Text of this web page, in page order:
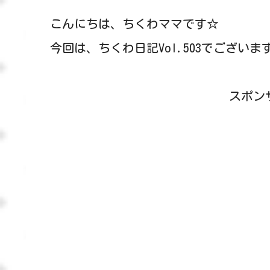
こんにちは、ちくわママです☆
今回は、ちくわ日記Vol.503でございま
スポン